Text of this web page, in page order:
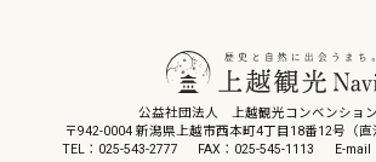
公益社団法人 上越観光コンベンショ
〒942-0004 新潟県上越市西本町4丁目18番12号（直
TEL：025-543-2777
FAX：025-545-1113
E-mail